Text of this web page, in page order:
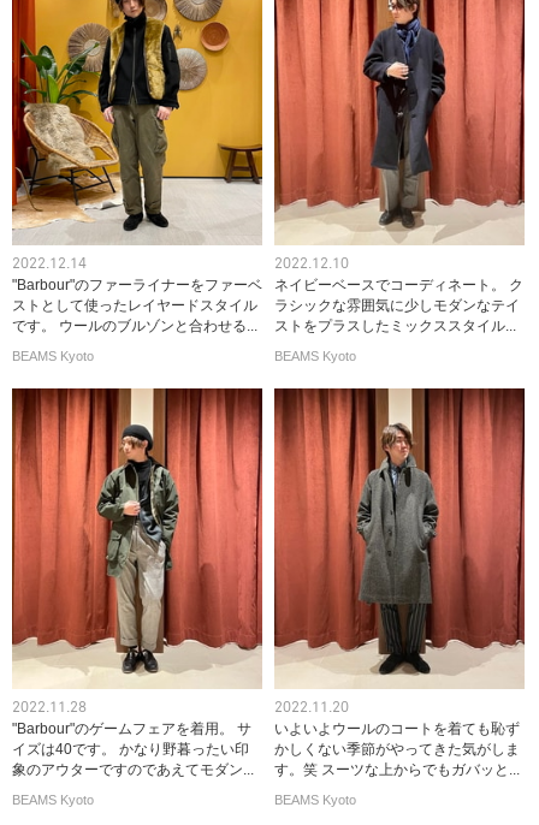
2022.12.14
"Barbour"のファーライナーをファーベ
ストとして使ったレイヤードスタイル
です。 ウールのブルゾンと合わせる...
BEAMS Kyoto
2022.12.10
ネイビーベースでコーディネート。 ク
ラシックな雰囲気に少しモダンなテイ
ストをプラスしたミックススタイル...
BEAMS Kyoto
2022.11.28
"Barbour"のゲームフェアを着用。 サ
イズは40です。 かなり野暮ったい印
象のアウターですのであえてモダン...
BEAMS Kyoto
2022.11.20
いよいよウールのコートを着ても恥ず
かしくない季節がやってきた気がしま
す。笑 スーツな上からでもガバッと...
BEAMS Kyoto